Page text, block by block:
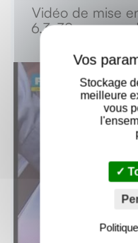
Vidéo de mise
6.3x38 avec
Stockage
meilleure
vous